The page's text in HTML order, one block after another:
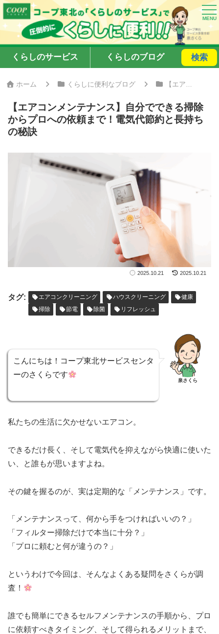
くらしのサービス くらしのブログ 検索
ホーム くらしに便利なブログ 【エアコンメンテナンス】自分でできる掃除からプロへの依頼まで！電気代節約と長持ちの秘訣
【エアコンメンテナンス】自分でできる掃除
からプロへの依頼まで！電気代節約と長持ち
の秘訣
2025.10.21 2025.10.21
タグ: エアコンクリーニング ハウスクリーニング
健康
掃除
節電 除菌 リフレッシュ
こんにちは！コープ東北サービスセンタ
ーのさくらです
泉さくら
私たちの生活に欠かせないエアコン。
できるだけ長く、そして電気代を抑えながら快適に使いた
い、と誰もが思いますよね。
その鍵を握るのが、実は定期的な「メンテナンス」です。
「メンテナンスって、何から手をつければいいの？」
「フィルター掃除だけで本当に十分？」
「プロに頼むと何が違うの？」
というわけで今回は、そんなよくある疑問をさくらが調
査！
誰でも簡単にできるセルフメンテナンスの手順から、プロ
に依頼すべきタイミング、そして得られるメリットまで、